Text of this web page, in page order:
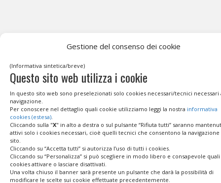
Gestione del consenso dei cookie
(Informativa sintetica/breve)
Questo sito web utilizza i cookie
In questo sito web sono preselezionati solo cookies necessari/tecnici necessari
navigazione.
Per conoscere nel dettaglio quali cookie utilizziamo leggi la nostra informativa
cookies (estesa).
Cliccando sulla "X" in alto a destra o sul pulsante “Rifiuta tutti” saranno
attivi solo i cookies necessari, cioè quelli tecnici che consentono la navigazione
sito.
Cliccando su “Accetta tutti” si autorizza l’uso di tutti i cookies.
Cliccando su “Personalizza” si può scegliere in modo libero e consapevole quali
cookies attivare o lasciare disattivati.
Una volta chiuso il banner sarà presente un pulsante che darà la possibilità di
modificare le scelte sui cookie effettuate precedentemente.